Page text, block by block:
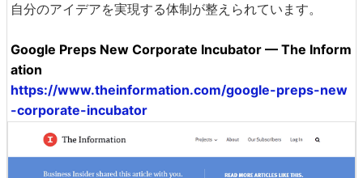
自分のアイデアを実現する体制が整えられています。
Google Preps New Corporate Incubator — The Inform
ation
https://www.theinformation.com/google-preps-new
-corporate-incubator